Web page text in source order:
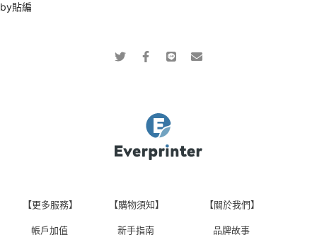
by貼編
【更多服務】
帳戶加值
【購物須知】
新手指南
【關於我們】
品牌故事